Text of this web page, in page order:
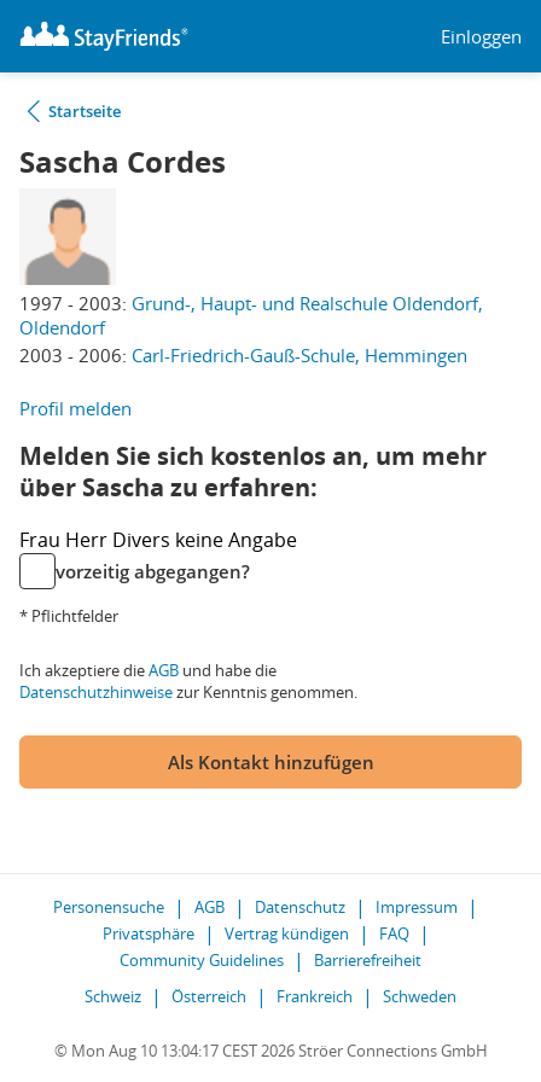
Einloggen
Startseite
Sascha Cordes
1997 - 2003: Grund-, Haupt- und Realschule Oldendorf,
Oldendorf
2003 - 2006: Carl-Friedrich-Gauß-Schule, Hemmingen
Profil melden
Melden Sie sich kostenlos an, um mehr
über Sascha zu erfahren:
Frau Herr Divers keine Angabe
vorzeitig abgegangen?
* Pflichtfelder
Ich akzeptiere dieAGB und habe die
Datenschutzhinweisezur Kenntnis genommen.
Als Kontakt hinzufügen
Personensuche AGB Datenschutz
Impressum
Privatsphäre
Vertrag kündigen
FAQ
Community Guidelines
Barrierefreiheit
Schweiz
Österreich Frankreich Schweden
© Mon Aug 10 13:04:17 CEST 2026 Ströer Connections GmbH